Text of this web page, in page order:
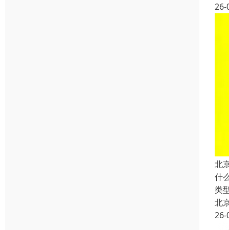
26-
北
什
类
北
26-